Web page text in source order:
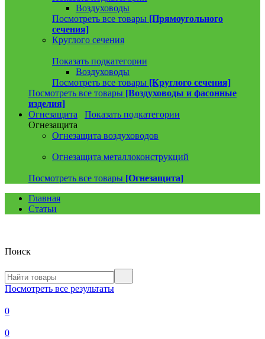
Воздуховоды
Посмотреть все товары [Прямоугольного
сечения]
Круглого сечения
Показать подкатегории
Воздуховоды
Посмотреть все товары [Круглого сечения]
Посмотреть все товары [Воздуховоды и фасонные
изделия]
Огнезащита
Показать подкатегории
Огнезащита
Огнезащита воздуховодов
Огнезащита металлоконструкций
Посмотреть все товары [Огнезащита]
Главная
Статьи
Поиск
Посмотреть все результаты
0
0